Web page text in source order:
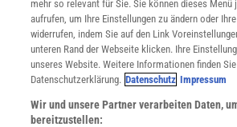
WEITERE NEUERSCHEINUNGEN
mehr so relevant für Sie. Sie können dieses Menü
aufrufen, um Ihre Einstellungen zu ändern oder
widerrufen, indem Sie auf den Link
unteren Rand der Webseite klicken. Ihre
unseres Website. Weitere Informationen finden
Datenschutzerklärung. Datenschutz Impressum
Wir und unsere Partner verarbeiten Daten,
bereitzustellen: